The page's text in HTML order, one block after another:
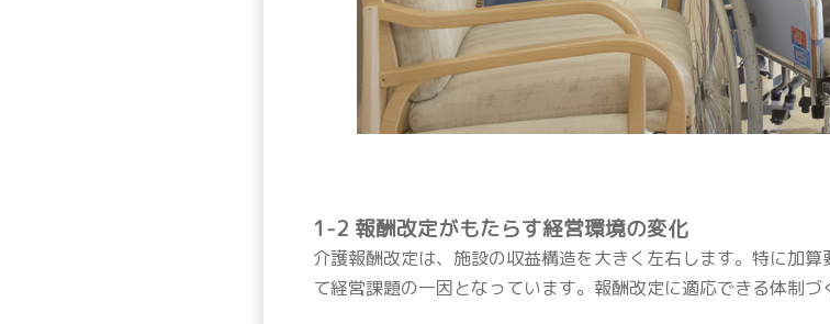
1-2 報酬改定がもたらす経営環境の変化
介護報酬改定は、施設の収益構造を大きく左右します。特に加
て経営課題の一因となっています。報酬改定に適応できる体制づ